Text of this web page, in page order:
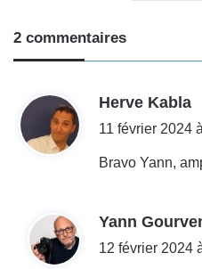
2 commentaires
Herve Kabla
11 février 2024
Bravo Yann,
Yann
12 février 2024